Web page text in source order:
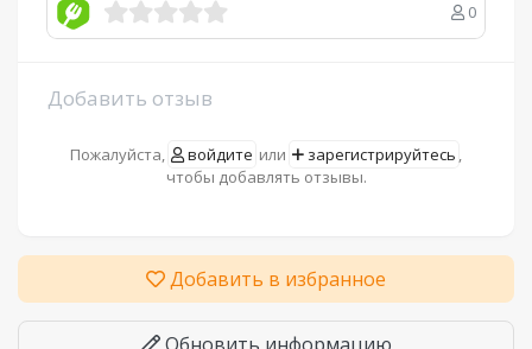
0
Добавить отзыв
Пожалуйста, войдите или зарегистрируйтесь ,
чтобы добавлять отзывы.
Добавить в избранное